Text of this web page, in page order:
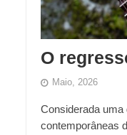
O
Maio, 2026
Considerada uma
contemporâneas